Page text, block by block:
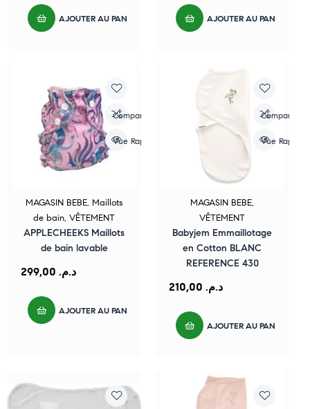
AJOUTER AU PANIER AJOUTER AU PANIER
Compare
Vue Rapide
MAGASIN BEBE, Maillots
de bain, VÊTEMENT
APPLECHEEKS Maillots
de bain lavable
د.م.
AJOUTER AU PANIER
Compare
Vue Rapide
MAGASIN BEBE,
VÊTEMENT
Babyjem Emmaillotage
en Cotton BLANC
REFERENCE 430
د.م.
AJOUTER AU PANIER